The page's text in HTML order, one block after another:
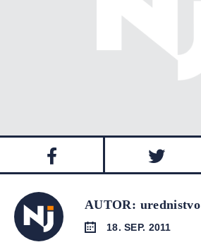
AUTOR: urednistvo
18. SEP. 2011